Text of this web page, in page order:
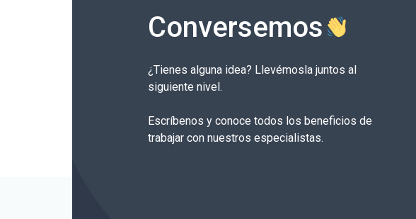
Conversemos
¿Tienes alguna idea? Llevémosla juntos al
siguiente nivel.
Escríbenos y conoce todos los beneficios de
trabajar con nuestros especialistas.